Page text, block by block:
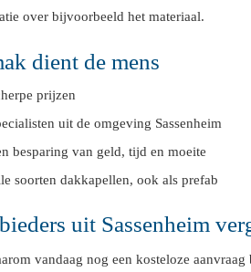
over bijvoorbeeld het materiaal.
dient de mens
prijzen
uit de omgeving Sassenheim
besparing van geld, tijd en moeite
soorten dakkapellen, ook als prefab
uit Sassenheim
vandaag nog een kosteloze